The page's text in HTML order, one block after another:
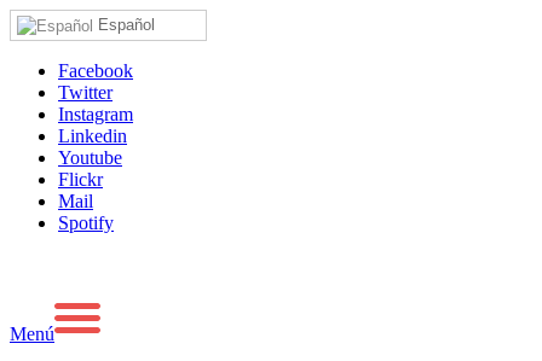
Español
Facebook
Twitter
Instagram
Linkedin
Youtube
Flickr
Mail
Spotify
Menú